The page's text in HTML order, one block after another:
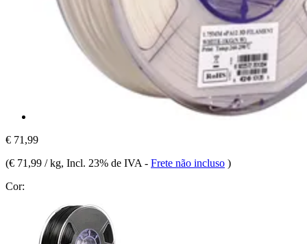
€ 71,99
(€ 71,99 / kg, Incl. 23% de IVA - Frete não incluso )
Cor: